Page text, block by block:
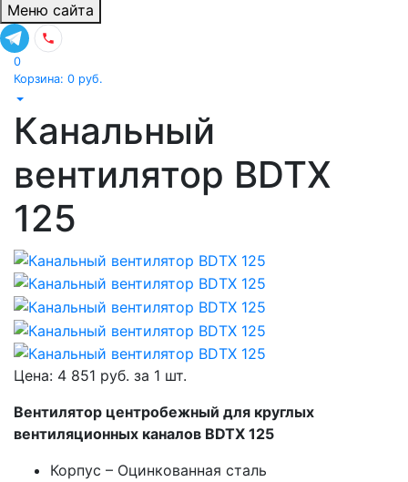
Меню сайта
0
Корзина: 0 руб.
Канальный
вентилятор BDTX
125
Цена: 4 851 руб. за 1 шт.
Вентилятор центробежный для круглых
вентиляционных каналов BDTX 125
Корпус – Оцинкованная сталь